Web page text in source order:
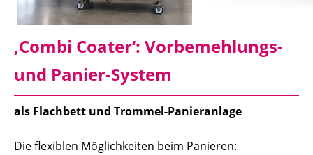
‚Combi Coater‘: Vorbemehlungs-
und Panier-System
als Flachbett und Trommel-Panieranlage
Die flexiblen Möglichkeiten beim Panieren: